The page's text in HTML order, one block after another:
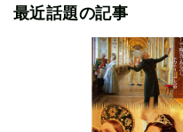
最近話題の記事